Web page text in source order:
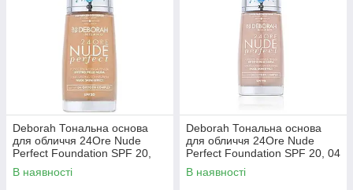
Deborah Тональна основа
для обличчя 24Ore Nude
Perfect Foundation SPF 20,
03 Sand, 30 мл
В наявності
Deborah Тональна основа
для обличчя 24Ore Nude
Perfect Foundation SPF 20, 04
Apricot, 30 мл
В наявності